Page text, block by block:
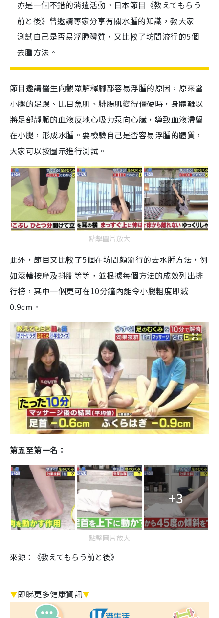
亦是一個不錯的消遣活動。日本節目《教えてもらう
前と後》曾邀請專家分享有關水腫的知識，教大家
測試自己是否易浮腫體質，又比較了坊間流行的5個
去腫方法。
節目邀請醫生向觀眾解釋腳部容易浮腫的原因，原來當
小腿的足踝、比目魚肌、腓腸肌變得僵硬時，身體難以
將足部靜脈的血液反地心吸力泵向心臟，導致血液滯留
在小腿，形成水腫。要檢驗自己是否容易浮腫的體質，
大家可以按圖示進行測試。
點擊圖片放大
此外，節目又比較了5個在坊間頗流行的去水腫方法，例
如滾輪按摩及抖腳等等，並根據每個方法的成效列出排
行榜，其中一個更可在10分鐘內能令小腿粗度即減
0.9cm 。
第五至第一名：
+3
點擊圖片放大
來源：《教えてもらう前と後》
▼即睇更多健康資訊▼